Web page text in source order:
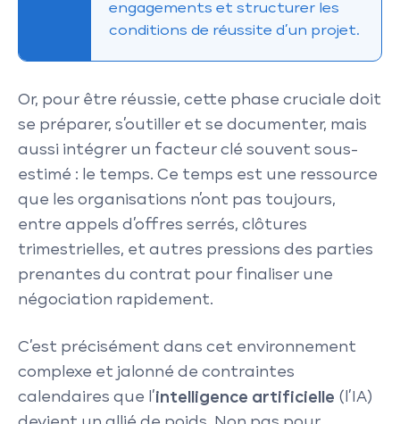
engagements et structurer les
conditions de réussite d’un projet.
Or, pour être réussie, cette phase cruciale doit
se préparer, s’outiller et se documenter, mais
aussi intégrer un facteur clé souvent sous-
estimé : le temps. Ce temps est une ressource
que les organisations n’ont pas toujours,
entre appels d’offres serrés, clôtures
trimestrielles, et autres pressions des parties
prenantes du contrat pour finaliser une
négociation rapidement.
C’est précisément dans cet environnement
complexe et jalonné de contraintes
calendaires que l’intelligence artificielle (l’IA)